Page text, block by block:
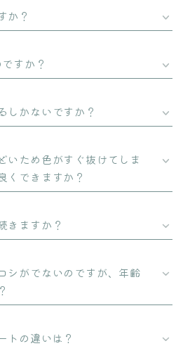
か？
すか？
しかないですか？
いため色がすぐ抜けてしま
くできますか？
きますか？
シがでないのですが、年齢
トの違いは？